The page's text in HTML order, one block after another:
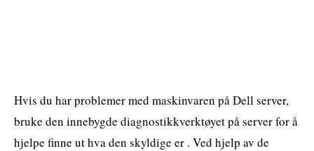
Hvis du har problemer med maskinvaren på Dell server,
bruke den innebygde diagnostikkverktøyet på server for å
hjelpe finne ut hva den skyldige er . Ved hjelp av de